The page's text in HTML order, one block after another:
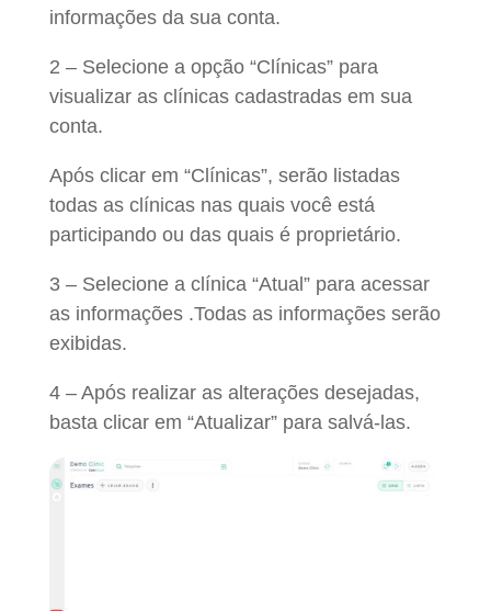
informações da sua conta.
2 – Selecione a opção “Clínicas” para
visualizar as clínicas cadastradas em sua
conta.
Após clicar em “Clínicas”, serão listadas
todas as clínicas nas quais você está
participando ou das quais é proprietário.
3 – Selecione a clínica “Atual” para acessar
as informações .Todas as informações serão
exibidas.
4 – Após realizar as alterações desejadas,
basta clicar em “Atualizar” para salvá-las.